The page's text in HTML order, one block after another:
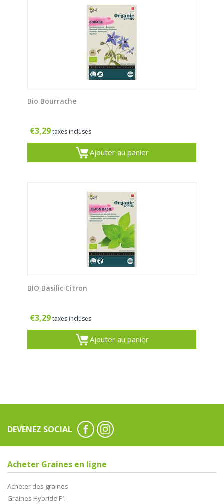
Bio Bourrache
€3,29taxes incluses
Ajouter au panier
BIO Basilic Citron
€3,29taxes incluses
Ajouter au panier
DEVENEZ SOCIAL
Acheter Graines en ligne
Acheter des graines
Graines Hybride F1